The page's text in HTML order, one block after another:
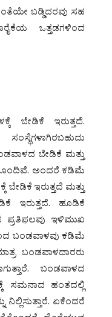
ಬಡ್ಡಿದರವು ಸಹ
ಒತ್ತಡಗಳಿಂದ
ಬೇಡಿಕೆ ಇರುತ್ತದೆ.
ಸಂಸ್ಥೆಗಳಾಗಿರಬಹುದು
ಬೇಡಿಕೆ ಮತ್ತು
ಅಂದರೆ ಕಡಿಮೆ
ಬೇಡಿಕೆ ಇರುತ್ತದೆ ಮತ್ತು
ಇರುತ್ತದೆ. ಹೂಡಿಕೆ
ಪ್ರತಿಫಲವು ಇಳಿಮುಖ
ಬಂಡವಾಳವು ಕಡಿಮೆ
ಬಂಡವಾಳದಾರರು
ಬಂಡವಾಳದ
ಸಮನಾದ ಹಂತದಲ್ಲಿ
ಏಕೆಂದರೆ